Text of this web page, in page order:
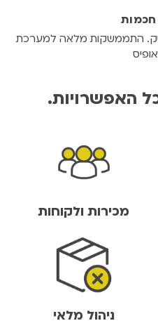
חכמות
עסק. התממשקות מלאה למערכת
האפשרויות.
מכירות ולקוחות
ניהול מלאי